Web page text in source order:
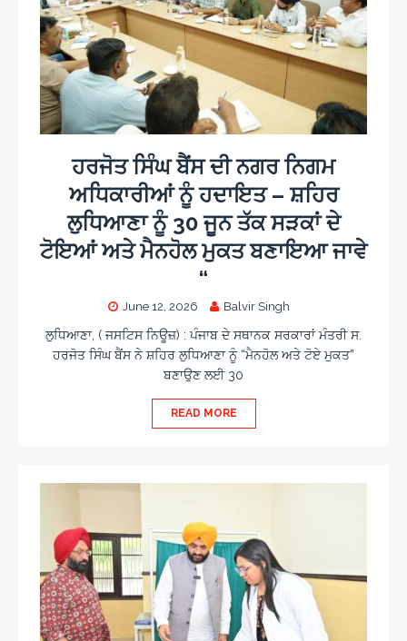
ਹਰਜੋਤ ਸਿੰਘ ਬੈਂਸ ਦੀ ਨਗਰ ਨਿਗਮ
ਅਧਿਕਾਰੀਆਂ ਨੂੰ ਹਦਾਇਤ – ਸ਼ਹਿਰ
ਲੁਧਿਆਣਾ ਨੂੰ 30 ਜੂਨ ਤੱਕ ਸੜਕਾਂ ਦੇ
ਟੋਇਆਂ ਅਤੇ ਮੈਨਹੋਲ ਮੁਕਤ ਬਣਾਇਆ ਜਾਵੇ
“
June 12, 2026 Balvir Singh
ਲੁਧਿਆਣਾ, ( ਜਸਟਿਸ ਨਿਊਜ਼) : ਪੰਜਾਬ ਦੇ ਸਥਾਨਕ ਸਰਕਾਰਾਂ ਮੰਤਰੀ ਸ.
ਹਰਜੋਤ ਸਿੰਘ ਬੈਂਸ ਨੇ ਸ਼ਹਿਰ ਲੁਧਿਆਣਾ ਨੂੰ “ਮੈਨਹੋਲ ਅਤੇ ਟੋਏ ਮੁਕਤ”
ਬਣਾਉਣ ਲਈ 30
READ MORE